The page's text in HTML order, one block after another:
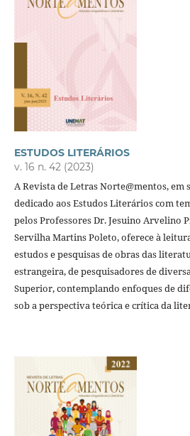
ESTUDOS LITERÁRIOS
v. 16 n. 42 (2023)
A Revista de Letras Norte@mentos, em
dedicado aos Estudos Literários com
pelos Professores Dr. Jesuino Arvelino
Servilha Martins Poleto, oferece à
estudos e pesquisas de obras das
estrangeira, de pesquisadores de
Superior, contemplando enfoques de
sob a perspectiva teórica e crítica da